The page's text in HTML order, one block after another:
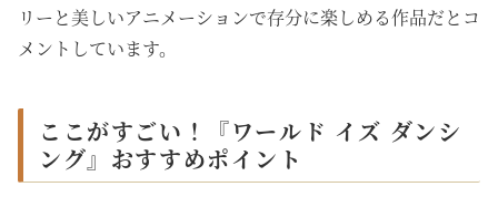
リーと美しいアニメーションで存分に楽しめる作品だとコ
メントしています。
ここがすごい！『ワールド イズ ダンシ
ング』おすすめポイント